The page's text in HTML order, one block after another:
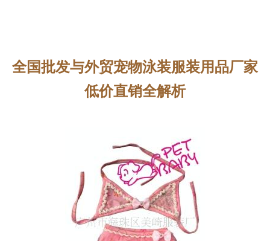
全国批发与外贸宠物泳装服装用品厂家
低价直销全解析